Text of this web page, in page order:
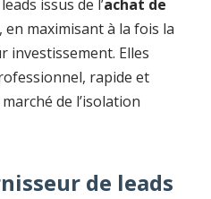
issus de l’achat de
, en maximisant à la fois la
investissement. Elles
rapide et
de l’isolation
de leads